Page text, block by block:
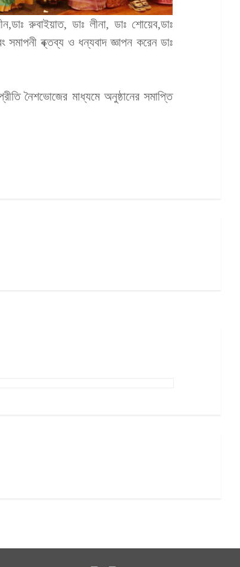
রুবাইয়াত, ডাঃ লীনা, ডাঃ শোয়েব,ডাঃ
সমাপনী ব্ক্তব্য ও ধন্যবাদ জ্ঞাপন করেন ডাঃ
নৈশভোজের মাধ্যমে অনুষ্ঠানের সমাপ্তি